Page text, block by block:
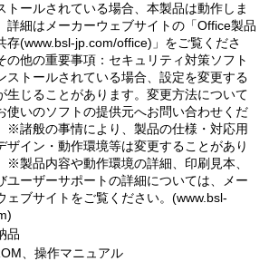
トールされている場合、本製品は動作しま
詳細はメーカーウェブサイトの「Office製品
存(www.bsl-jp.com/office)」をご覧くださ
の他の重要事項：セキュリティ対策ソフト
ストールされている場合、設定を変更する
生じることがあります。変更方法について
使いのソフトの提供元へお問い合わせくだ
※諸般の事情により、製品の仕様・対応用
ザイン・動作環境等は変更することがあり
※製品内容や動作環境の詳細、印刷見本、
ユーザーサポートの詳細については、メー
ェブサイトをご覧ください。(www.bsl-
品
、操作マニュアル